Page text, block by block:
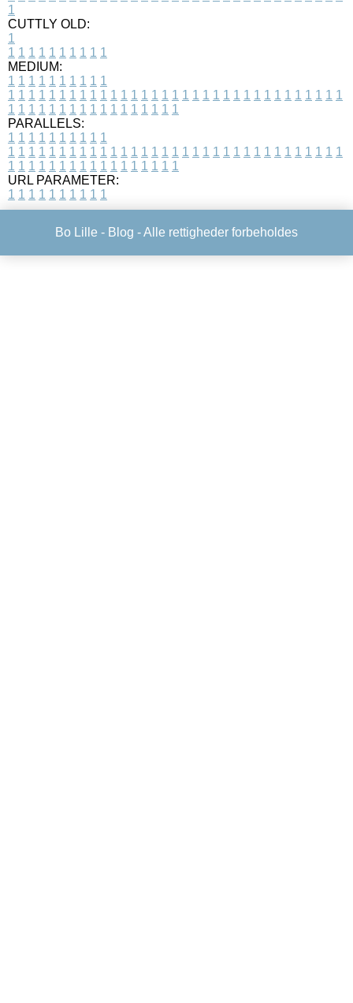
1
CUTTLY OLD:
1
1 1 1 1 1 1 1 1 1 1
MEDIUM:
1 1 1 1 1 1 1 1 1 1
1 1 1 1 1 1 1 1 1 1 1 1 1 1 1 1 1 1 1 1 1 1 1 1 1 1 1 1 1 1 1 1 1
1 1 1 1 1 1 1 1 1 1 1 1 1 1 1 1 1
PARALLELS:
1 1 1 1 1 1 1 1 1 1
1 1 1 1 1 1 1 1 1 1 1 1 1 1 1 1 1 1 1 1 1 1 1 1 1 1 1 1 1 1 1 1 1
1 1 1 1 1 1 1 1 1 1 1 1 1 1 1 1 1
URL PARAMETER:
1 1 1 1 1 1 1 1 1 1
Bo Lille - Blog - Alle rettigheder forbeholdes